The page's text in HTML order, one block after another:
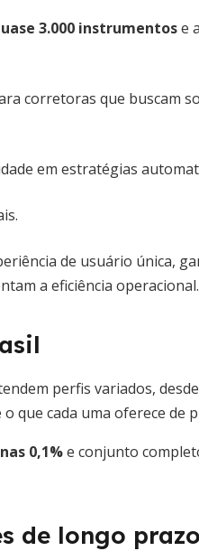
3.000 instrumentose
corretoras que buscam
em estratégias
de usuário única,
a eficiência operacional.
perfis variados,
que cada uma oferece de
0,1%e conjunto
de longo prazo